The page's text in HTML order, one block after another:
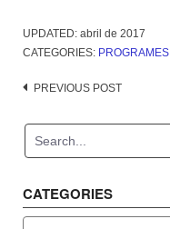
UPDATED: abril de 2017
CATEGORIES: PROGRAMES
Post
PREVIOUS POST
CATEGORIES